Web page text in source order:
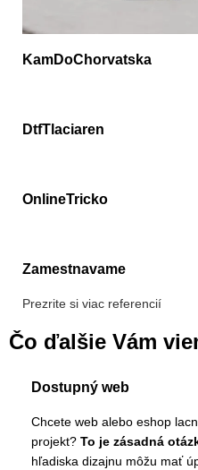
KamDoChorvatska
DtfTlaciaren
OnlineTricko
Zamestnavame
Prezrite si viac referencií
Čo ďalšie Vám
Dostupný web
Chcete web alebo eshop
projekt? To je zásadná
hľadiska dizajnu môžu mať